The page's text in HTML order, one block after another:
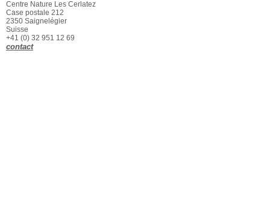
Centre Nature Les Cerlatez
Case postale 212
2350 Saignelégier
Suisse
+41 (0) 32 951 12 69
contact